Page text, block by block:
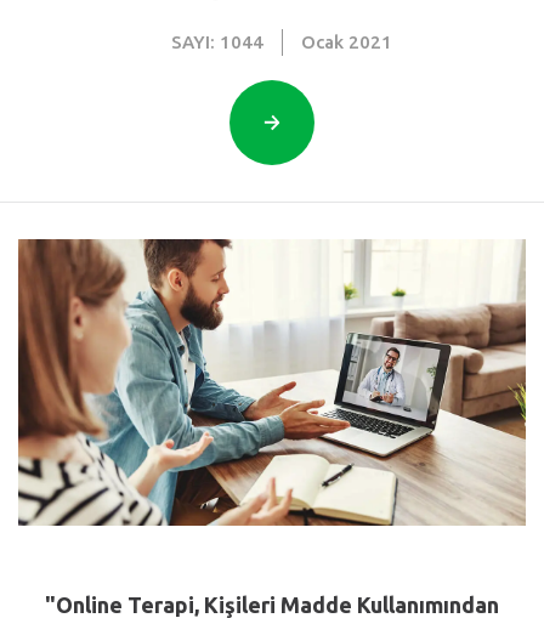
SAYI: 1044 Ocak 2021
"Online Terapi, Kişileri Madde Kullanımından